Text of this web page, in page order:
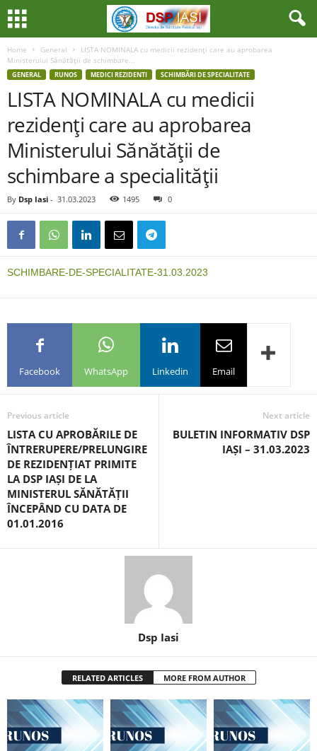
Home General
LISTA NOMINALA cu medicii rezidenţi care au aprobarea
Ministerului Sănătăţii de schimbare...
GENERAL RUNOS MEDICI REZIDENTI SCHIMBĂRI DE SPECIALITATE
LISTA NOMINALA cu medicii
rezidenţi care au aprobarea
Ministerului Sănătăţii de
schimbare a specialităţii
By Dsp Iasi - 31.03.2023 1495 0
SCHIMBARE-DE-SPECIALITATE-31.03.2023
Facebook WhatsApp Linkedin Email
Previous article
LISTA CU APROBĂRILE DE
ÎNTRERUPERE/PRELUNGIRE
DE REZIDENȚIAT PRIMITE
LA DSP IAȘI DE LA
MINISTERUL SĂNĂTĂȚII
ÎNCEPÂND CU DATA DE
01.01.2016
Next article
BULETIN INFORMATIV DSP
IAȘI – 31.03.2023
Dsp Iasi
RELATED ARTICLES MORE FROM AUTHOR